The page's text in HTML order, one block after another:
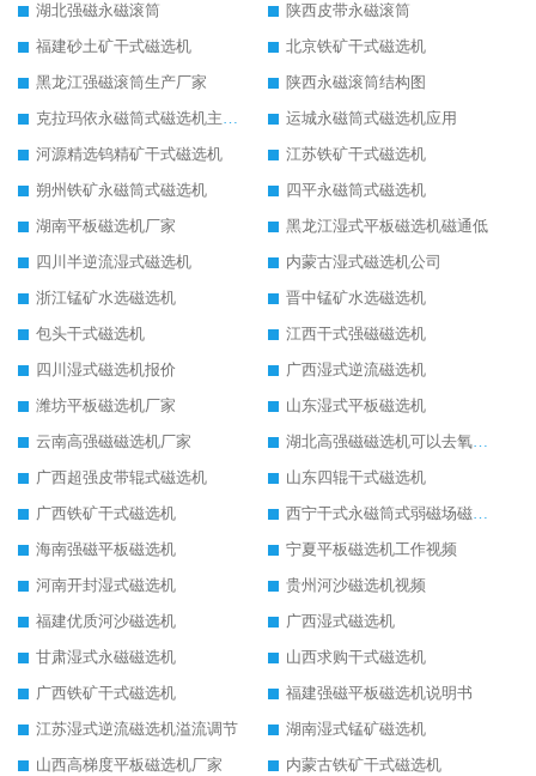
湖北强磁永磁滚筒
陕西皮带永磁滚筒
福建砂土矿干式磁选机
北京铁矿干式磁选机
黑龙江强磁滚筒生产厂家
陕西永磁滚筒结构图
克拉玛依永磁筒式磁选机主要技术参数
运城永磁筒式磁选机应用
河源精选钨精矿干式磁选机
江苏铁矿干式磁选机
朔州铁矿永磁筒式磁选机
四平永磁筒式磁选机
湖南平板磁选机厂家
黑龙江湿式平板磁选机磁通低
四川半逆流湿式磁选机
内蒙古湿式磁选机公司
浙江锰矿水选磁选机
晋中锰矿水选磁选机
包头干式磁选机
江西干式强磁磁选机
四川湿式磁选机报价
广西湿式逆流磁选机
潍坊平板磁选机厂家
山东湿式平板磁选机
云南高强磁磁选机厂家
湖北高强磁磁选机可以去氧化铝
广西超强皮带辊式磁选机
山东四辊干式磁选机
广西铁矿干式磁选机
西宁干式永磁筒式弱磁场磁选机结构图
海南强磁平板磁选机
宁夏平板磁选机工作视频
河南开封湿式磁选机
贵州河沙磁选机视频
福建优质河沙磁选机
广西湿式磁选机
甘肃湿式永磁磁选机
山西求购干式磁选机
广西铁矿干式磁选机
福建强磁平板磁选机说明书
江苏湿式逆流磁选机溢流调节
湖南湿式锰矿磁选机
山西高梯度平板磁选机厂家
内蒙古铁矿干式磁选机